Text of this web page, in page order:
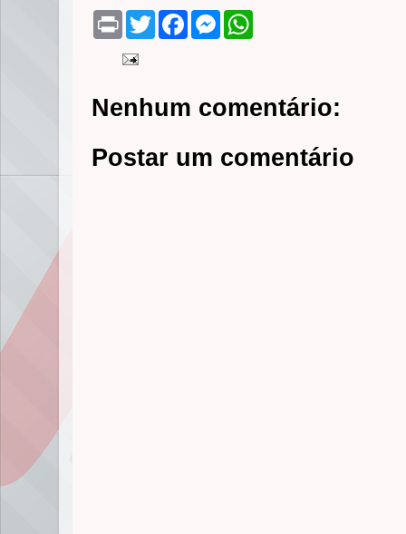
P
n
T
w
r
F
o
k
M
g
e
p
p
Nenhum comentário:
Postar um comentário